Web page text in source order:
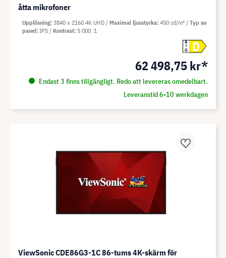
åtta mikrofoner
A
G
D
62 498,75 kr*
Endast 3 finns tillgängligt. Redo att levereras omedelbart.
Leveranstid 6-10 werkdagen
Upplösning 3840 x 2160 4K UHD Maximal ljusstyrka 450 cd/m²
Typ av
panel IPS Kontrast 5 000 :1
ViewSonic CDE86G3-1C 86-tums 4K-skärm för